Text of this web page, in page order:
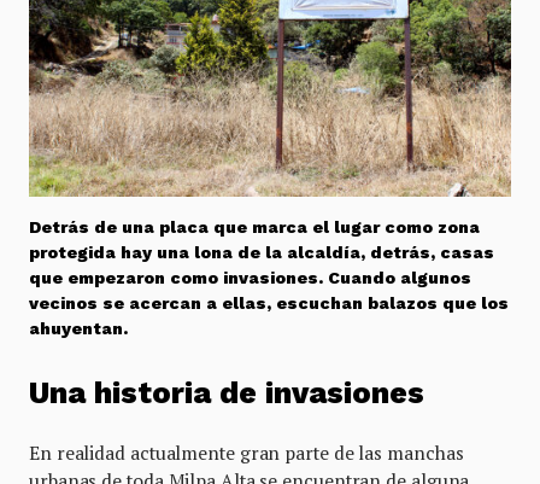
Detrás de una placa que marca el lugar como zona
protegida hay una lona de la alcaldía, detrás, casas
que empezaron como invasiones. Cuando algunos
vecinos se acercan a ellas, escuchan balazos que los
ahuyentan.
Una historia de invasiones
En realidad actualmente gran parte de las manchas